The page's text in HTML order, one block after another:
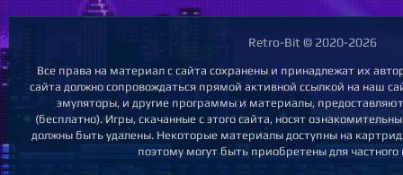
Retro-Bit © 2020-2026
Все права на материал с сайта сохранены и принадлежат их
сайта должно сопровождаться прямой активной ссылкой на наш
эмуляторы, и другие программы и материалы,
(бесплатно). Игры, скачанные с этого сайта, носят
должны быть удалены. Некоторые материалы доступны на
поэтому могут быть приобретены для частного